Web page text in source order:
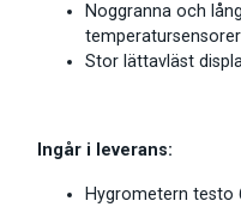
Noggranna och
temperatursensorer
Stor lättavläst
Ingår i leverans:
Hygrometern testo